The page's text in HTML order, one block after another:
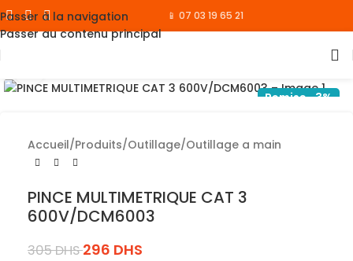
Passer à la navigation
Passer au contenu principal
📱 07 03 19 65 21
Remise -3%
Accueil/Produits/Outillage/Outillage a main
PINCE MULTIMETRIQUE CAT 3
600V/DCM6003
305DHS 296 DHS